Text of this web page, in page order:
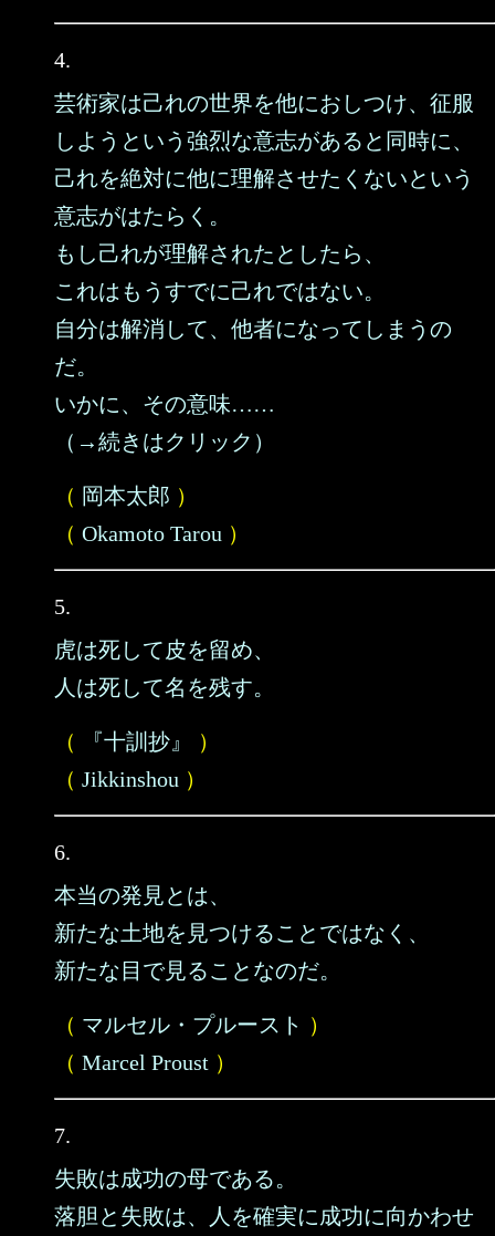
4.
芸術家は己れの世界を他におしつけ、征服
しようという強烈な意志があると同時に、
己れを絶対に他に理解させたくないという
意志がはたらく。
もし己れが理解されたとしたら、
これはもうすでに己れではない。
自分は解消して、他者になってしまうの
だ。
いかに、その意味……
（→続きはクリック）
（ 岡本太郎 ）
（ Okamoto Tarou ）
5.
虎は死して皮を留め、
人は死して名を残す。
（ 『十訓抄』
）
（ Jikkinshou ）
6.
本当の発見とは、
新たな土地を見つけることではなく、
新たな目で見ることなのだ。
（ マルセル・プルースト ）
（ Marcel Proust ）
7.
失敗は成功の母である。
落胆と失敗は、人を確実に成功に向かわせ